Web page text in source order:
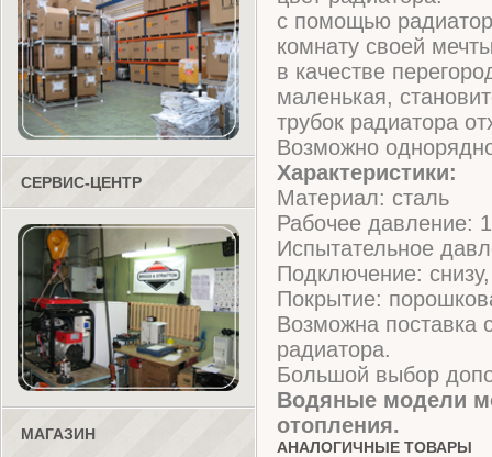
СЕРВИС-ЦЕНТР
МАГАЗИН
с помощью
комнату своей
в качестве
маленькая,
трубок радиатора
Возможно
Характеристики:
Материал: сталь
Рабочее давление:
Испытательное
Подключение:
Покрытие:
Возможна поставка
радиатора.
Большой выбор
Водяные модели
отопления.
АНАЛОГИЧНЫЕ ТОВАРЫ